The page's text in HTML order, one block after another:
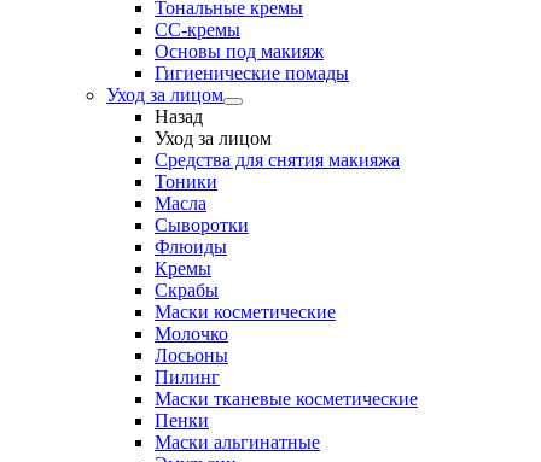
Тональные кремы
CC-кремы
Основы под макияж
Гигиенические помады
Уход за лицом
Назад
Уход за лицом
Средства для снятия макияжа
Тоники
Масла
Сыворотки
Флюиды
Кремы
Скрабы
Маски косметические
Молочко
Лосьоны
Пилинг
Маски тканевые косметические
Пенки
Маски альгинатные